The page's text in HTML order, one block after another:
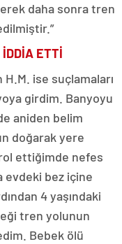
daha sonra tren
İDDİA ETTİ
ise suçlamaları
girdim. Banyoyu
aniden belim
doğarak yere
ettiğimde nefes
evdeki bez içine
4 yaşındaki
tren yolunun
Bebek ölü